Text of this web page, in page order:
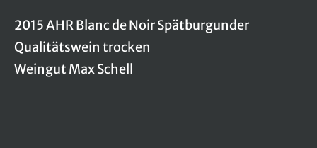
2015 AHR Blanc de Noir Spätburgunder
Qualitätswein trocken
Weingut Max Schell